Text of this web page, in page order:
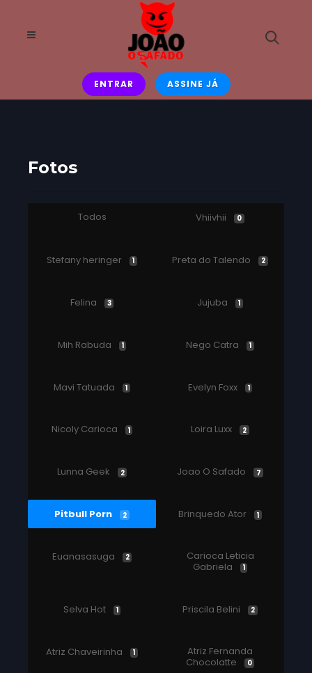
ENTRAR ASSINE JÁ
Fotos
Todos Vhiivhii 0
Stefany heringer 1 Preta do Talendo 2
Felina 3 Jujuba 1
Mih Rabuda 1 Nego Catra 1
Mavi Tatuada 1 Evelyn Foxx 1
Nicoly Carioca 1 Loira Luxx 2
Lunna Geek 2 Joao O Safado 7
Pitbull Porn 2 Brinquedo Ator 1
Euanasasuga 2
Carioca Leticia
Gabriela
1
Selva Hot 1 Priscila Belini 2
Atriz Chaveirinha 1
Atriz Fernanda
Chocolatte
0